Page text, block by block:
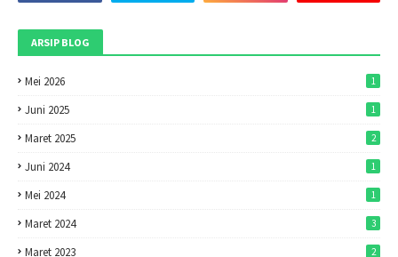
ARSIP BLOG
Mei 2026 1
Juni 2025 1
Maret 2025 2
Juni 2024 1
Mei 2024 1
Maret 2024 3
Maret 2023 2